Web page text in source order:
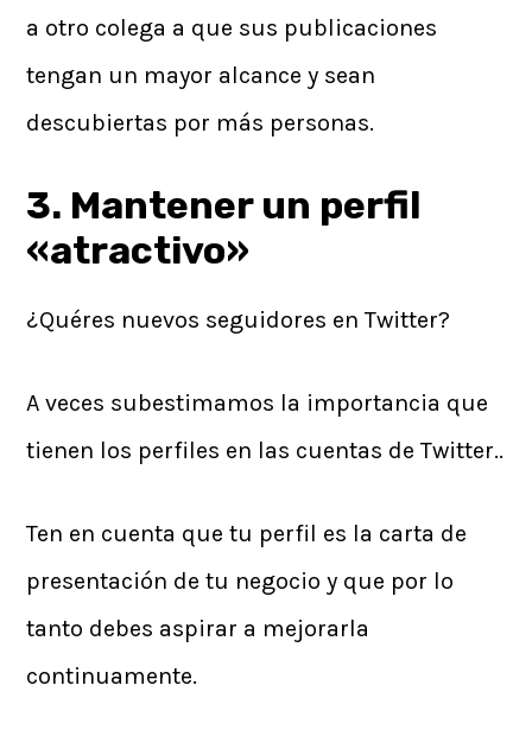
a otro colega a que sus publicaciones
tengan un mayor alcance y sean
descubiertas por más personas.
3. Mantener un perfil
«atractivo»
¿Quéres nuevos seguidores en Twitter?
A veces subestimamos la importancia que
tienen los perfiles en las cuentas de Twitter..
Ten en cuenta que tu perfil es la carta de
presentación de tu negocio y que por lo
tanto debes aspirar a mejorarla
continuamente.